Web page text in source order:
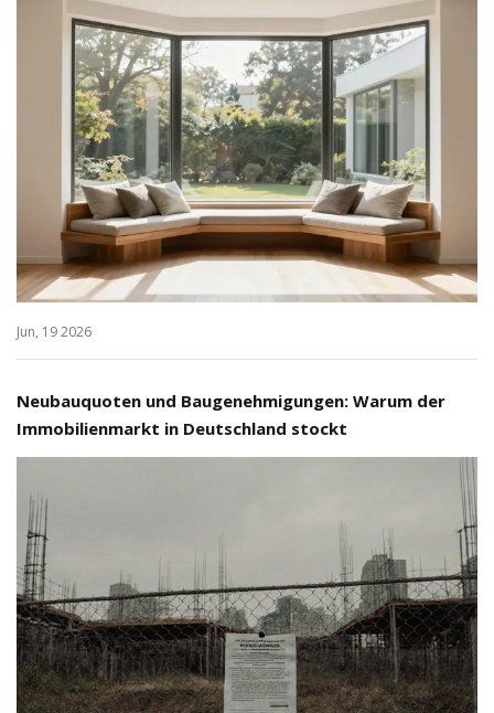
Jun, 19 2026
Neubauquoten und Baugenehmigungen: Warum der
Immobilienmarkt in Deutschland stockt